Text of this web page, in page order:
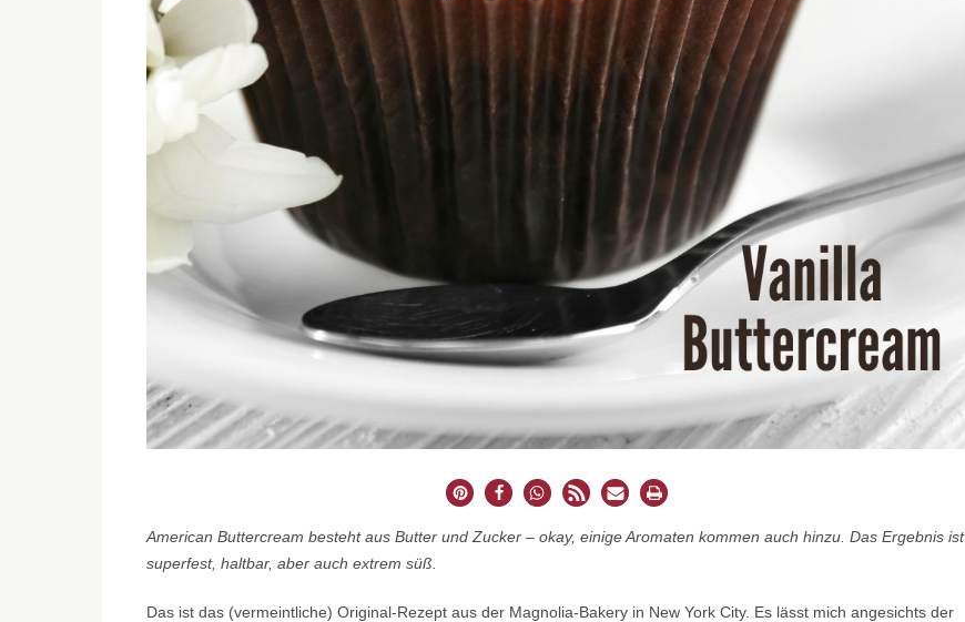
American Buttercream besteht aus Butter und Zucker – okay, einige Aromaten kommen auch hinzu. Das Ergebnis ist
superfest, haltbar, aber auch extrem süß.
Das ist das (vermeintliche) Original-Rezept aus der Magnolia-Bakery in New York City. Es lässt mich angesichts der